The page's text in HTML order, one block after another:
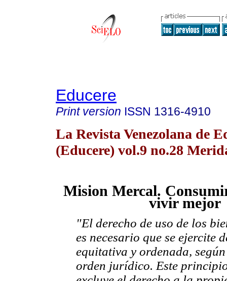
Educere
Print version ISSN 1316-4910
La Revista Venezolana de
(Educere) vol.9 no.28
Mision Mercal.
vivir mejor
"El derecho de uso de los
es necesario que se ejercite
equitativa y ordenada,
orden jurídico. Este